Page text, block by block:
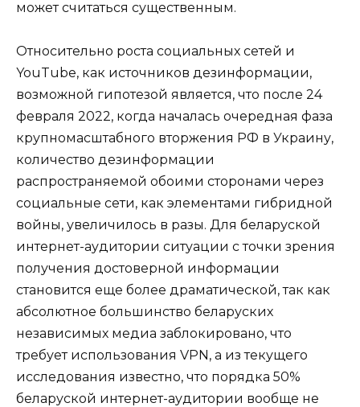
может считаться существенным.
Относительно роста социальных сетей и
YouTube, как источников дезинформации,
возможной гипотезой является, что после 24
февраля 2022, когда началась очередная фаза
крупномасштабного вторжения РФ в Украину,
количество дезинформации
распространяемой обоими сторонами через
социальные сети, как элементами гибридной
войны, увеличилось в разы. Для беларуской
интернет-аудитории ситуации с точки зрения
получения достоверной информации
становится еще более драматической, так как
абсолютное большинство беларуских
независимых медиа заблокировано, что
требует использования VPN, а из текущего
исследования известно, что порядка 50%
беларуской интернет-аудитории вообще не